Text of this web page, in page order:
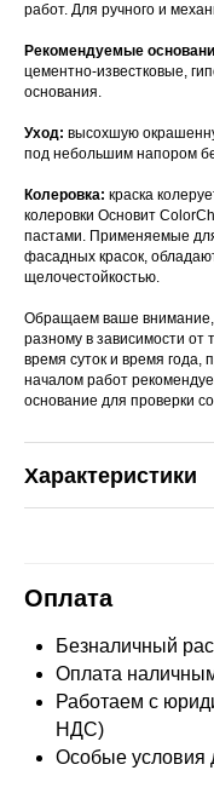
работ. Для ручного и
Рекомендуемые
цементно-известковые,
основания.
Уход: высохшую
под небольшим напором
Колеровка: краска
колеровки Основит
пастами. Применяемые
фасадных красок,
щелочестойкостью.
Обращаем ваше внимание,
разному в зависимости от
время суток и время года,
началом работ
основание для проверки
Характеристики
Оплата
Безналичный
Оплата
Работаем с
НДС)
Особые условия